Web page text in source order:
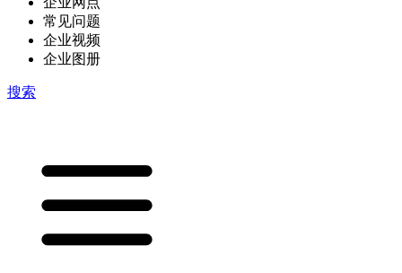
常见问题
企业视频
企业图册
搜索